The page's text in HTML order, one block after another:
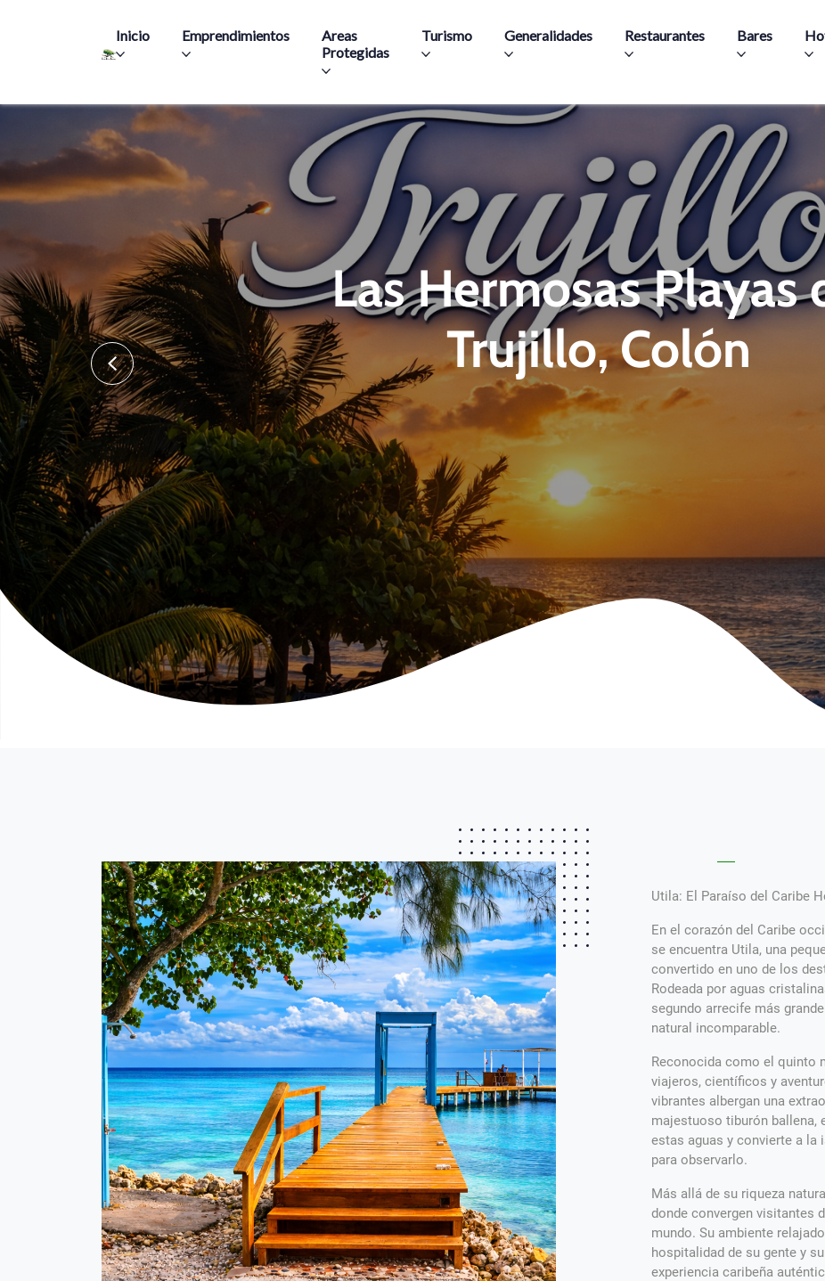
Inicio Emprendimientos
Areas
Protegidas
Turismo Generalidades Restaurantes Bares
Las Hermosas Playas
Trujillo, Colón
Utila: El Paraíso del Caribe
En el corazón del Caribe
se encuentra Utila, una
convertido en uno de los
Rodeada por aguas
segundo arrecife más
natural incomparable.
Reconocida como el quinto
viajeros, científicos y
vibrantes albergan una
majestuoso tiburón ballena,
estas aguas y convierte a la
para observarlo.
Más allá de su riqueza
donde convergen visitantes
mundo. Su ambiente
hospitalidad de su gente y
experiencia caribeña